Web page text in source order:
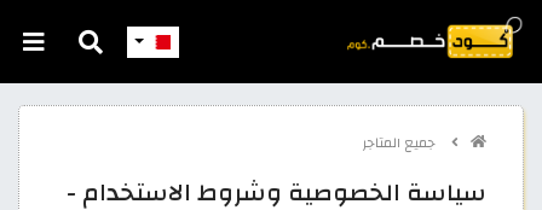
جميع المتاجر
سياسة الخصوصية وشروط الاستخدام -